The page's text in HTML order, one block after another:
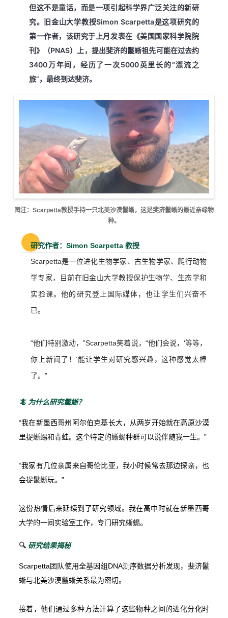
但这不是童话，而是一项引起科学界广泛关注的新研
究。旧金山大学教授Simon Scarpetta是这项研究的
第一作者，该研究于上月发表在《美国国家科学院院
刊》（PNAS）上，提出斐济的鬣蜥祖先可能在过去约
3400万年间，经历了一次5000英里长的“漂流之
旅”，最终到达斐济。
图注：Scarpetta教授手持一只北美沙漠鬣蜥，这是斐济鬣蜥的最近亲缘物
种。
研究作者：Simon Scarpetta 教授
Scarpetta是一位进化生物学家、古生物学家、爬行动物
学专家，目前在旧金山大学教授保护生物学、生态学和
实验课。他的研究登上国际媒体，也让学生们兴奋不
已。
“他们特别激动，”Scarpetta笑着说，“他们会说，‘等等，
你上新闻了！’能让学生对研究感兴趣，这种感觉太棒
了。”
🦎 为什么研究鬣蜥？
“我在新墨西哥州阿尔伯克基长大，从两岁开始就在高原沙漠
里捉蜥蜴和青蛙。这个特定的蜥蜴种群可以说伴随我一生。”
“我家有几位亲属来自哥伦比亚，我小时候常去那边探亲，也
会捉鬣蜥玩。”
这份热情后来延续到了研究领域。我在高中时就在新墨西哥
大学的一间实验室工作，专门研究蜥蜴。
🔍 研究结果揭秘
Scarpetta团队使用全基因组DNA测序数据分析发现，斐济鬣
蜥与北美沙漠鬣蜥关系最为密切。
接着，他们通过多种方法计算了这些物种之间的进化分化时